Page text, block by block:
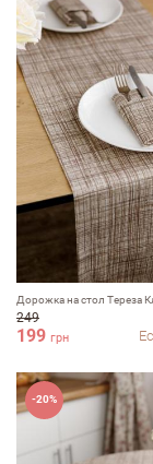
Дорожка на стол Тереза
249
199 грн
-20%
Комментарий
Достоинства
Оцените,